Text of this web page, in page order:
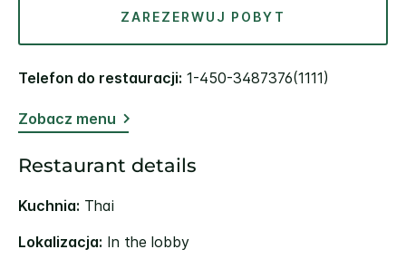
ZAREZERWUJ POBYT
Telefon do restauracji: 1-450-3487376(1111)
Zobacz menu
Restaurant details
Kuchnia: Thai
Lokalizacja: In the lobby